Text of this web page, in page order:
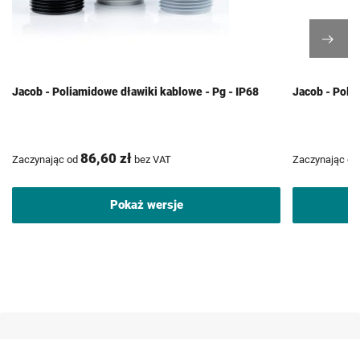
Jacob - Poliamidowe dławiki kablowe - Pg - IP68
Zaczynając od 86,60 zł bez VAT
Pokaż wersje
Jacob -
Zaczynając od